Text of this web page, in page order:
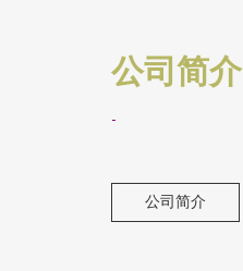
公司简介
-
公司简介